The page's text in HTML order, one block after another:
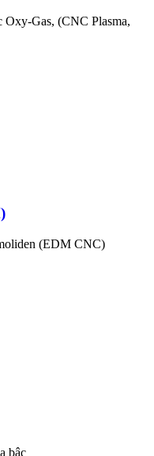
Oxy-Gas, (CNC Plasma,
(EDM CNC)
bậc